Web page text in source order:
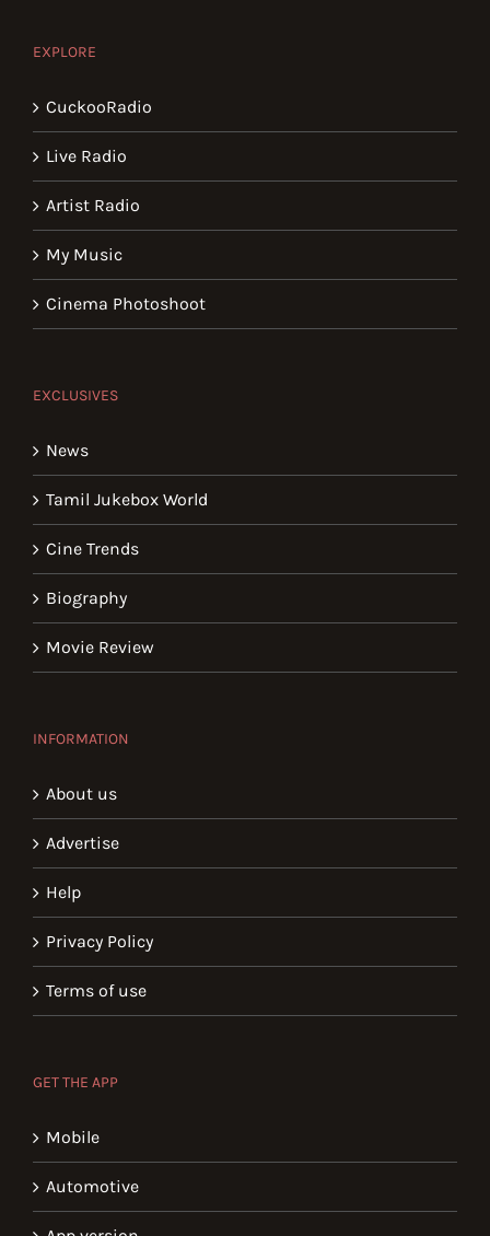
EXPLORE
CuckooRadio
Live Radio
Artist Radio
My Music
Cinema Photoshoot
EXCLUSIVES
News
Tamil Jukebox World
Cine Trends
Biography
Movie Review
INFORMATION
About us
Advertise
Help
Privacy Policy
Terms of use
GET THE APP
Mobile
Automotive